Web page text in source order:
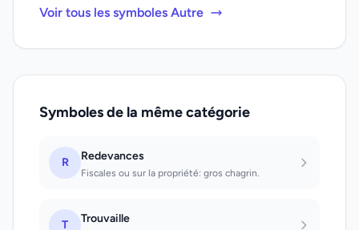
Voir tous les symboles Autre
Symboles de la même catégorie
R Redevances
Fiscales ou sur la propriété: gros chagrin.
T Trouvaille